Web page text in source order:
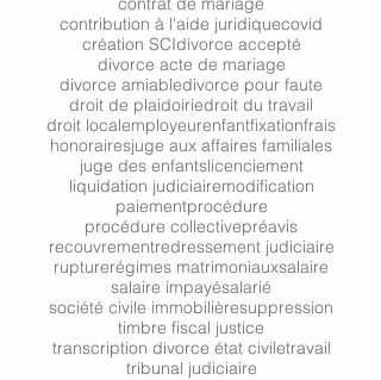
contribution à l'aide juridiquecovid
création SCIdivorce accepté
divorce acte de mariage
divorce amiabledivorce pour faute
droit de plaidoiriedroit du travail
droit localemployeurenfantfixationfrais
honorairesjuge aux affaires familiales
juge des enfantslicenciement
liquidation judiciairemodification
paiementprocédure
procédure collectivepréavis
recouvrementredressement judiciaire
rupturerégimes matrimoniauxsalaire
salaire impayésalarié
société civile immobilièresuppression
timbre fiscal justice
transcription divorce état civiletravail
tribunal judiciaire